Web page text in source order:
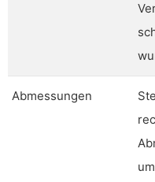
Abmessungen